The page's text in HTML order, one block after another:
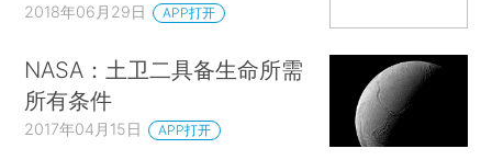
2018年06月29日 APP打开
NASA：土卫二具备生命所需
所有条件
2017年04月15日 APP打开